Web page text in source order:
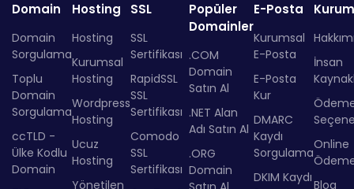
Domain
Domain
Sorgulama
Toplu
Domain
Sorgulama
ccTLD -
Ülke Kodlu
Domain
Hosting
Hosting
Kurumsal
Hosting
Wordpress
Hosting
Ucuz
Hosting
Yönetilen
SSL
SSL
Sertifikası
RapidSSL
SSL
Sertifikası
Comodo
SSL
Sertifikası
Popüler
Domainler
.COM
Domain
Satın Al
.NET Alan
Adı Satın Al
.ORG
Domain
E-Posta
Kurumsal
E-Posta
E-Posta
Kur
DMARC
Kaydı
Sorgulama
DKIM Kaydı
İnsan
Online
Blog